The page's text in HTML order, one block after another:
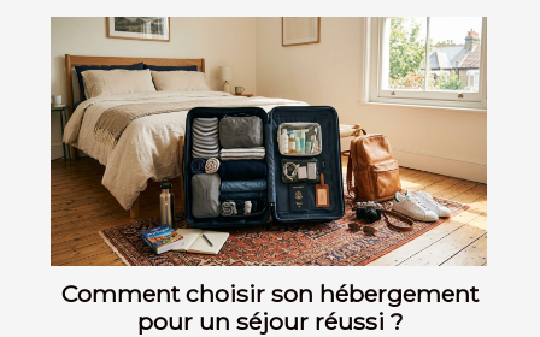
Comment choisir son hébergement
pour un séjour réussi ?